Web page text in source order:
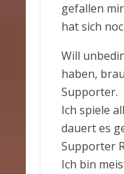
gefallen
hat sich
Will
haben,
Supporter.
Ich spiele
dauert es
Supporter
Ich bin